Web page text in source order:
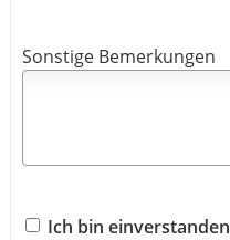
Sonstige Bemerkungen
Ich bin einverstanden